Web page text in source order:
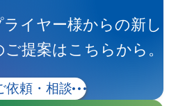
イヤー様からの新し
提案はこちらから。
依頼・相談